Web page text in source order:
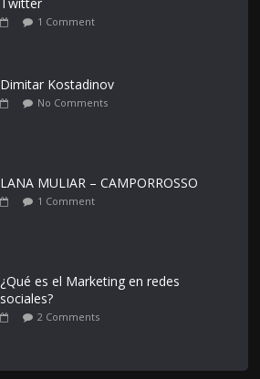
1 Comment
Dimitar Kostadinov
No Comments
LANA MULIAR – CAMPORROSSO
1 Comment
¿Qué es el Marketing en redes
sociales?
2 Comments